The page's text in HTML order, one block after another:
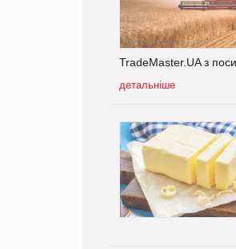
TradeMaster.UA з
детальніше